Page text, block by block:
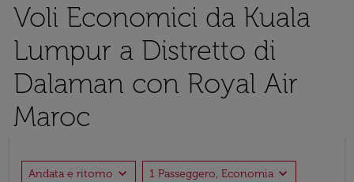
Voli Economici da Kuala
Lumpur a Distretto di
Dalaman con Royal Air
Maroc
Andata e ritorno expand_more 1 Passeggero, Economia expand_more